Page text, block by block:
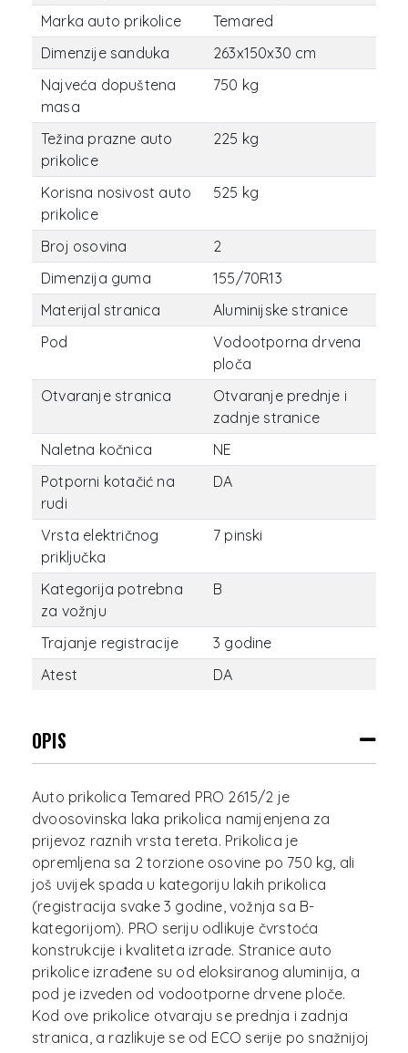
Marka auto prikolice
Temared
Dimenzije sanduka
263x150x30 cm
Najveća dopuštena
masa
750 kg
Težina prazne auto
prikolice
225 kg
Korisna nosivost auto
prikolice
525 kg
Broj osovina
2
Dimenzija guma
155/70R13
Materijal stranica
Aluminijske stranice
Pod
Vodootporna drvena
ploča
Otvaranje stranica
Otvaranje prednje i
zadnje stranice
Naletna kočnica
NE
Potporni kotačić na
rudi
DA
Vrsta električnog
priključka
7 pinski
Kategorija potrebna
za vožnju
B
Trajanje registracije
3 godine
Atest
DA
OPIS
Auto prikolica Temared PRO 2615/2 je
dvoosovinska laka prikolica namijenjena za
prijevoz raznih vrsta tereta. Prikolica je
opremljena sa 2 torzione osovine po 750 kg, ali
još uvijek spada u kategoriju lakih prikolica
(registracija svake 3 godine, vožnja sa B-
kategorijom). PRO seriju odlikuje čvrstoća
konstrukcije i kvaliteta izrade. Stranice auto
prikolice izrađene su od eloksiranog aluminija, a
pod je izveden od vodootporne drvene ploče.
Kod ove prikolice otvaraju se prednja i zadnja
stranica, a razlikuje se od ECO serije po snažnijoj